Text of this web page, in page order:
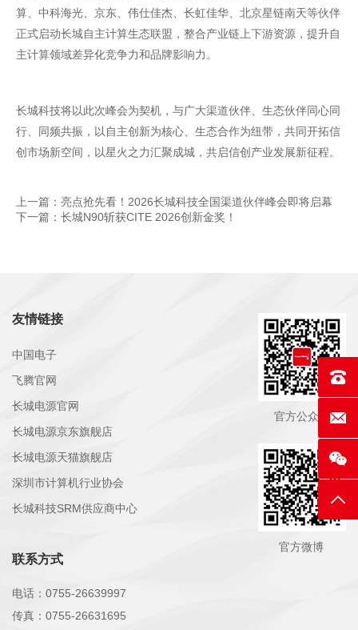
算、中科海光、京东、伟仕佳杰、 长虹佳华、北京星链南天等伙伴
正式启动长城自主计算生态联盟，整合产业链上下游资源，提升自
主计算领域差异化竞争力和品牌影响力。
长城科技将以此次峰会为契机，与广大渠道伙伴、生态伙伴同心同
行、同频共振，以自主创新为核心、生态合作为纽带，共同开拓信
创市场新空间，以星火之力汇聚成城，共启信创产业发展新征程。
上一篇：亮点抢先看！2026长城科技全国渠道伙伴峰会即将启幕
下一篇：长城N90斩获CITE 2026创新金奖！
友情链接
中国电子
飞腾官网
长城电源官网
长城电源京东旗舰店
长城电源天猫旗舰店
深圳市计算机行业协会
长城科技SRM供应商中心
联系方式
电话：0755-26639997
传真：0755-26631695
官方公众号
官方微博
联系
E-
返回